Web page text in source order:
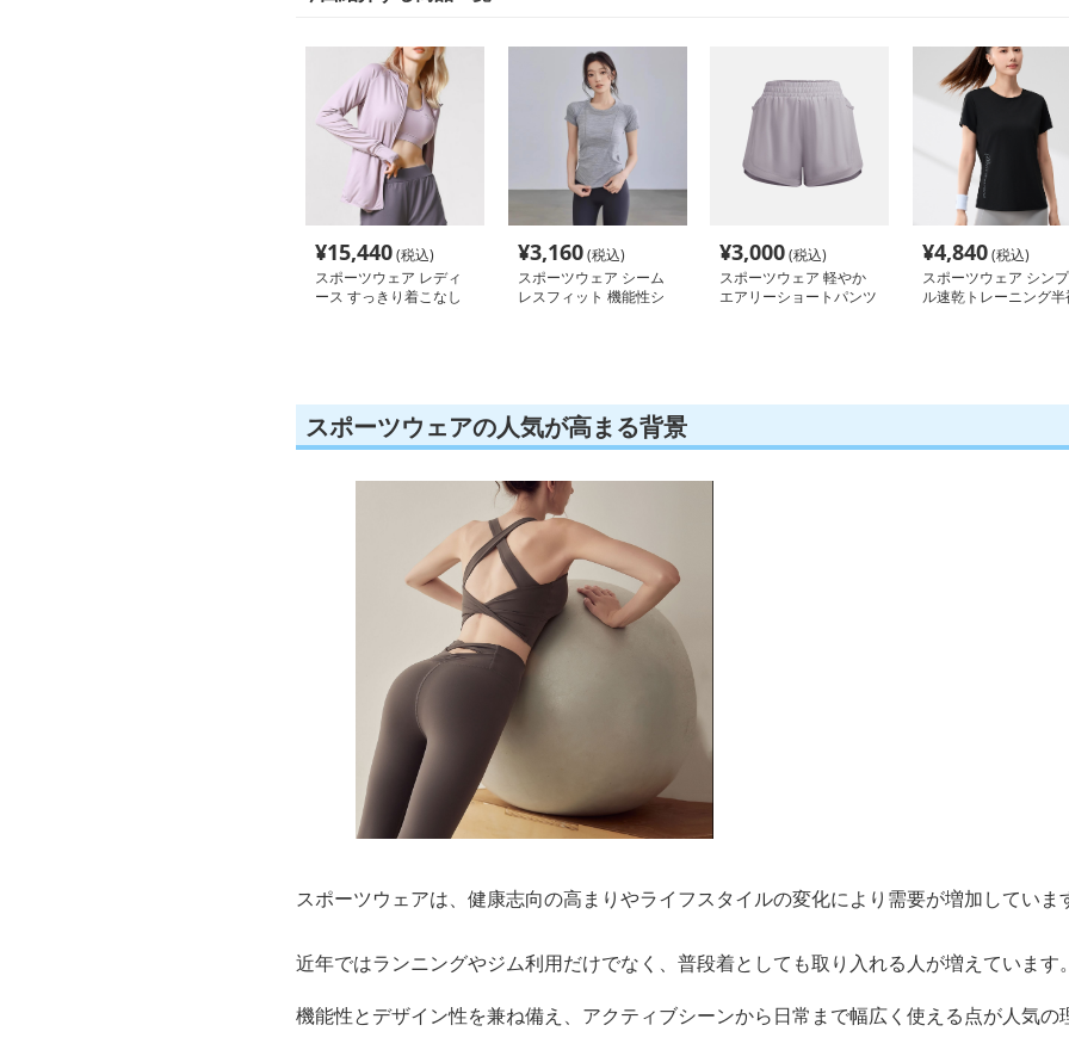
¥15,440(税込)
スポーツウェア レディ
ース すっきり着こなし
¥3,160(税込)
スポーツウェア シーム
レスフィット 機能性シ
¥3,000(税込)
スポーツウェア 軽やか
エアリーショートパンツ
¥4,840(税込)
スポーツウェア シンプ
ル速乾トレーニング半
スポーツウェアの人気が高まる背景
スポーツウェアは、健康志向の高まりやライフスタイルの変化により需要が増加していま
近年ではランニングやジム利用だけでなく、普段着としても取り入れる人が増えています
機能性とデザイン性を兼ね備え、アクティブシーンから日常まで幅広く使える点が人気の